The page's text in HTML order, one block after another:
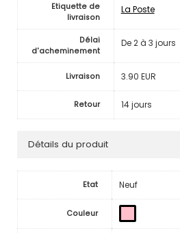
Etiquette de
livraison
La Poste
Délai
d'acheminement
De 2 à 3 jours
Livraison 3.90 EUR
Retour 14 jours
Détails du produit
Etat Neuf
Couleur